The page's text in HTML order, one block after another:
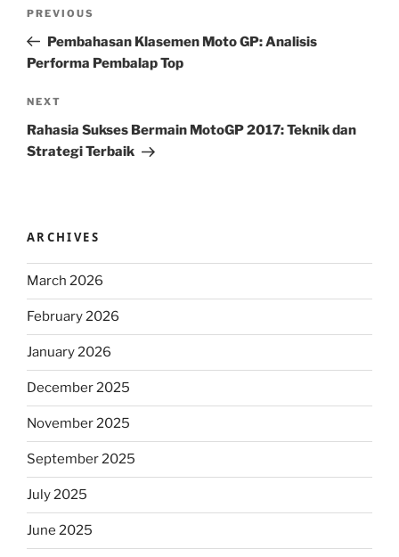
Previous
Post
PREVIOUS
Pembahasan Klasemen Moto GP: Analisis
Performa Pembalap Top
Next
Post
NEXT
Rahasia Sukses Bermain MotoGP 2017: Teknik dan
Strategi Terbaik
ARCHIVES
March 2026
February 2026
January 2026
December 2025
November 2025
September 2025
July 2025
June 2025